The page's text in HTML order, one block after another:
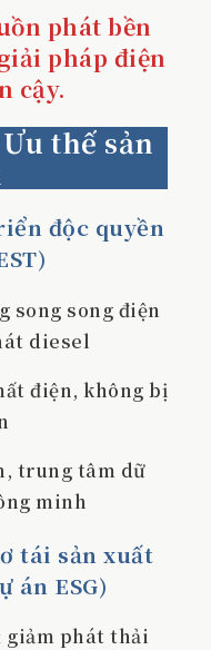
phát bền
pháp điện
cậy.
thế sản
độc quyền
song song điện
diesel
điện, không bị
trung tâm dữ
minh
tái sản xuất
án ESG)
giảm phát thải